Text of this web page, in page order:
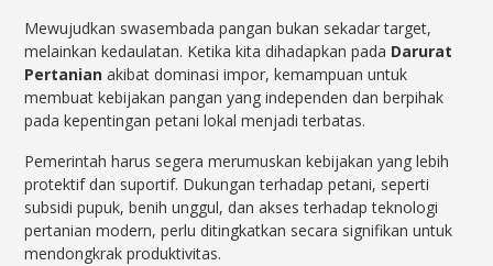
Mewujudkan swasembada pangan bukan sekadar target,
melainkan kedaulatan. Ketika kita dihadapkan pada Darurat
Pertanian akibat dominasi impor, kemampuan untuk
membuat kebijakan pangan yang independen dan berpihak
pada kepentingan petani lokal menjadi terbatas.
Pemerintah harus segera merumuskan kebijakan yang lebih
protektif dan suportif. Dukungan terhadap petani, seperti
subsidi pupuk, benih unggul, dan akses terhadap teknologi
pertanian modern, perlu ditingkatkan secara signifikan untuk
mendongkrak produktivitas.